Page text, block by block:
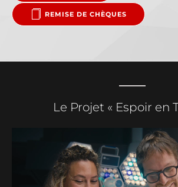
REMISE DE CHÈQUES
Le Projet « Espoir en